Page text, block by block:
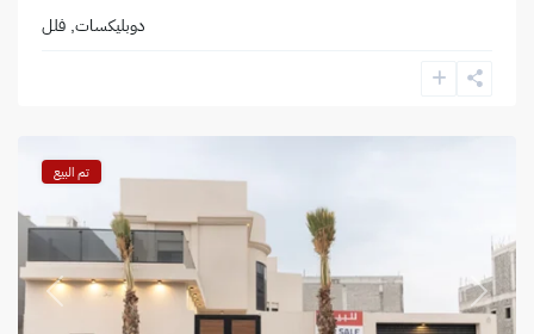
دوبليكسات فلل
البحر
Next
تم البيع